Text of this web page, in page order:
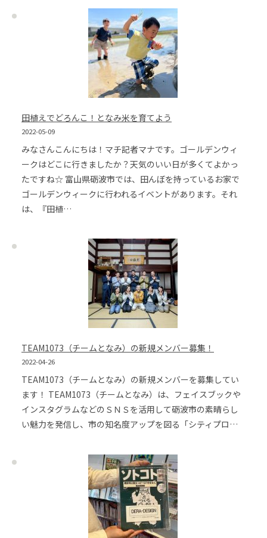
田植えでどろんこ！となみ米を育てよう
2022-05-09
みなさんこんにちは！マチ記者マナです。ゴールデンウィ
ークはどこに行きましたか？天気のいい日が多くてよかっ
たですね☆ 富山県砺波市では、田んぼを持っているお家で
ゴールデンウィークに行われるイベントがあります。それ
は、『田植…
TEAM1073（チームとなみ）の新規メンバー募集！
2022-04-26
TEAM1073（チームとなみ）の新規メンバーを募集してい
ます！ TEAM1073（チームとなみ）は、フェイスブックや
インスタグラムなどのＳＮＳを活用して砺波市の素晴らし
い魅力を発信し、市の知名度アップを図る「シティプロ…